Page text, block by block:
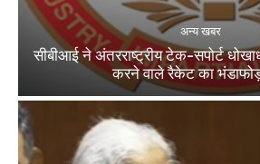
अन्य खबर
सीबीआई ने अंतरराष्ट्रीय टेक-सपोर्ट
करने वाले रैकेट का